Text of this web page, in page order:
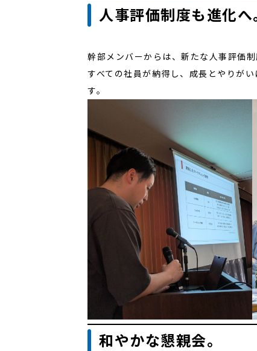
人事評価制度も進化へ
幹部メンバーからは、新たな人事評価制
すべての社員が納得し、成長とやりが
す。
和やかな懇親会。